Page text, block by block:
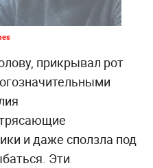
Game of Thrones Memes‏
прикрывал рот
и даже сползла под
Эти